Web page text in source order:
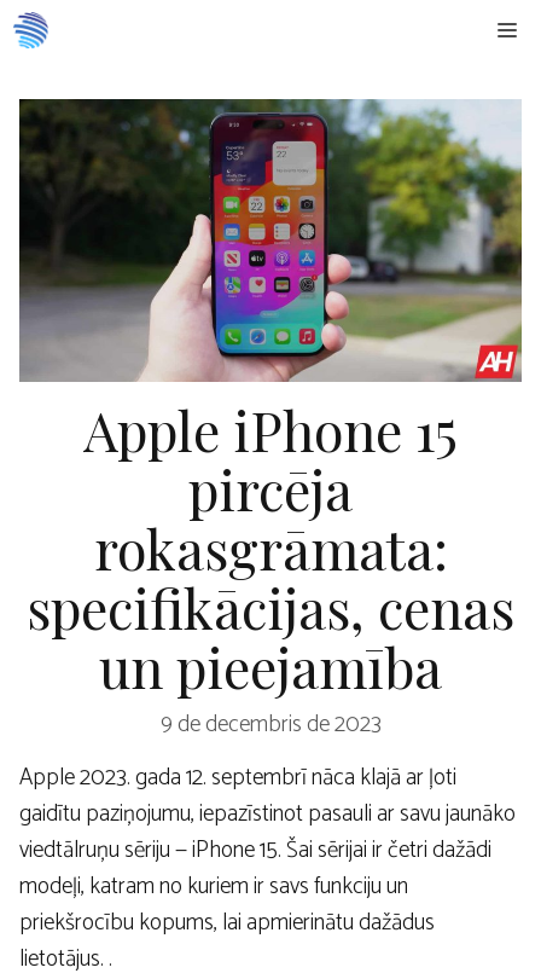
Doties
uz
Apple iPhone 15
pircēja
rokasgrāmata:
specifikācijas, cenas
un pieejamība
9 de decembris de 2023
Apple 2023. gada 12. septembrī nāca klajā ar ļoti
gaidītu paziņojumu, iepazīstinot pasauli ar savu jaunāko
viedtālruņu sēriju — iPhone 15. Šai sērijai ir četri dažādi
modeļi, katram no kuriem ir savs funkciju un
priekšrocību kopums, lai apmierinātu dažādus
lietotājus. .